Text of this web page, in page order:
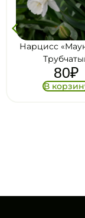
Нарцисс
80₽
В